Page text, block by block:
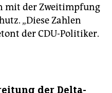
mit der Zweitimpfung
„Diese Zahlen
der CDU-Politiker.
der Delta-